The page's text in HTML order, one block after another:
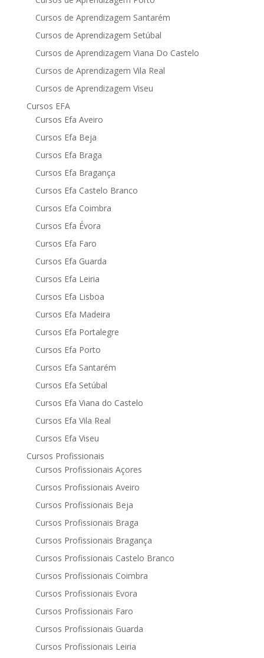
Cursos de Aprendizagem Santarém
Cursos de Aprendizagem Setúbal
Cursos de Aprendizagem Viana Do Castelo
Cursos de Aprendizagem Vila Real
Cursos de Aprendizagem Viseu
Cursos EFA
Cursos Efa Aveiro
Cursos Efa Beja
Cursos Efa Braga
Cursos Efa Bragança
Cursos Efa Castelo Branco
Cursos Efa Coimbra
Cursos Efa Évora
Cursos Efa Faro
Cursos Efa Guarda
Cursos Efa Leiria
Cursos Efa Lisboa
Cursos Efa Madeira
Cursos Efa Portalegre
Cursos Efa Porto
Cursos Efa Santarém
Cursos Efa Setúbal
Cursos Efa Viana do Castelo
Cursos Efa Vila Real
Cursos Efa Viseu
Cursos Profissionais
Cursos Profissionais Açores
Cursos Profissionais Aveiro
Cursos Profissionais Beja
Cursos Profissionais Braga
Cursos Profissionais Bragança
Cursos Profissionais Castelo Branco
Cursos Profissionais Coimbra
Cursos Profissionais Evora
Cursos Profissionais Faro
Cursos Profissionais Guarda
Cursos Profissionais Leiria